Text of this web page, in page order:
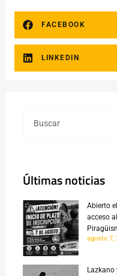
FACEBOOK
LINKEDIN
Últimas noticias
Abierto
acceso
agosto 7,
Lazkano